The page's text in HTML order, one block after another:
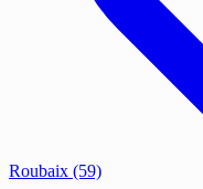
Roubaix (59)